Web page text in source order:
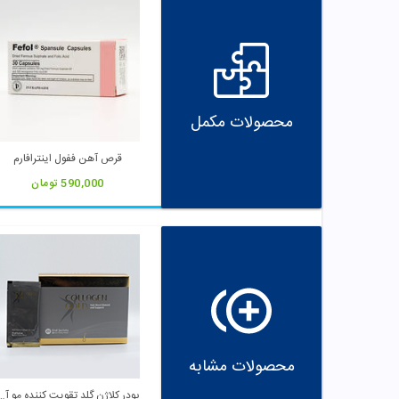
محصولات مکمل
قرص آهن ففول اینترافارم
590,000 تومان
محصولات مشابه